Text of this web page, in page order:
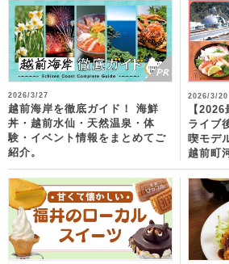
2026/3/27
越前海岸を徹底ガイド！ 海鮮
丼・越前水仙・天然温泉・体
験・イベント情報をまとめてご
紹介。
2026/3/20
【
ライブ
喫モデ
越前町